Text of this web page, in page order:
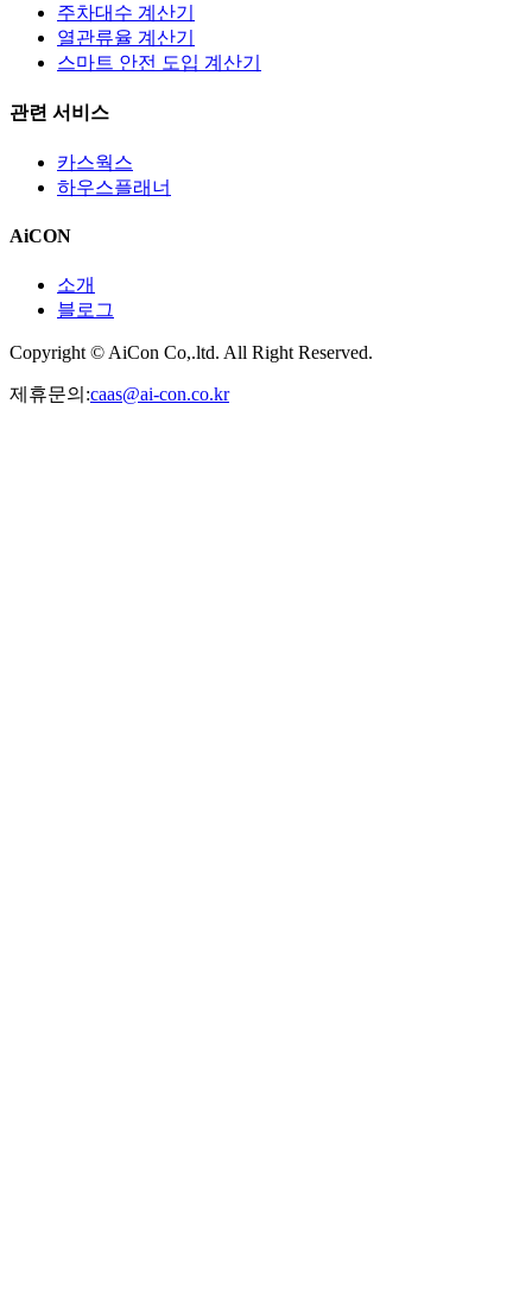
주차대수 계산기
열관류율 계산기
스마트 안전 도입 계산기
관련 서비스
카스웍스
하우스플래너
AiCON
소개
블로그
Copyright © AiCon Co,.ltd. All Right Reserved.
제휴문의:caas@ai-con.co.kr